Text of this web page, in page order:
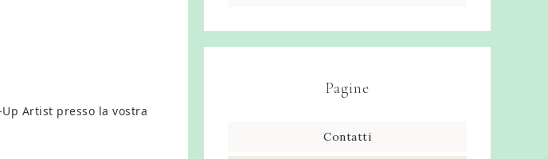
Artist presso la vostra
Pagine
Contatti